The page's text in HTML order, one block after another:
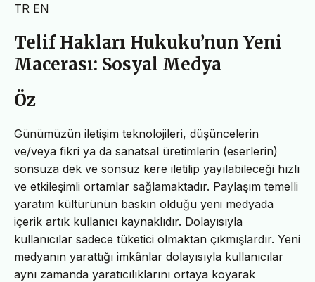
TR EN
Telif Hakları Hukuku’nun Yeni
Macerası: Sosyal Medya
Öz
Günümüzün iletişim teknolojileri, düşüncelerin
ve/veya fikri ya da sanatsal üretimlerin (eserlerin)
sonsuza dek ve sonsuz kere iletilip yayılabileceği hızlı
ve etkileşimli ortamlar sağlamaktadır. Paylaşım temelli
yaratım kültürünün baskın olduğu yeni medyada
içerik artık kullanıcı kaynaklıdır. Dolayısıyla
kullanıcılar sadece tüketici olmaktan çıkmışlardır. Yeni
medyanın yarattığı imkânlar dolayısıyla kullanıcılar
aynı zamanda yaratıcılıklarını ortaya koyarak